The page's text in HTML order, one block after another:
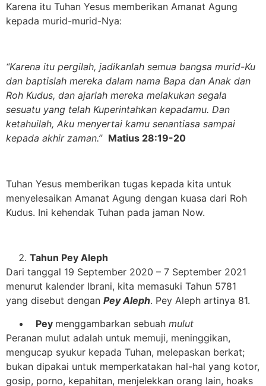
Karena itu Tuhan Yesus memberikan Amanat Agung
kepada murid-murid-Nya:
“Karena itu pergilah, jadikanlah semua bangsa murid-Ku
dan baptislah mereka dalam nama Bapa dan Anak dan
Roh Kudus, dan ajarlah mereka melakukan segala
sesuatu yang telah Kuperintahkan kepadamu. Dan
ketahuilah, Aku menyertai kamu senantiasa sampai
kepada akhir zaman.” Matius 28:19-20
Tuhan Yesus memberikan tugas kepada kita untuk
menyelesaikan Amanat Agung dengan kuasa dari Roh
Kudus. Ini kehendak Tuhan pada jaman Now.
Tahun Pey Aleph
Dari tanggal 19 September 2020 – 7 September 2021
menurut kalender Ibrani, kita memasuki Tahun 5781
yang disebut dengan Pey Aleph. Pey Aleph artinya 81.
Pey menggambarkan sebuah mulut
Peranan mulut adalah untuk memuji, meninggikan,
mengucap syukur kepada Tuhan, melepaskan berkat;
bukan dipakai untuk memperkatakan hal-hal yang kotor,
gosip, porno, kepahitan, menjelekkan orang lain, hoaks